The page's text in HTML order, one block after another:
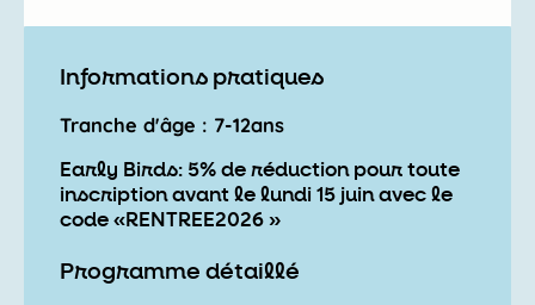
Informations pratiques
Tranche d'âge : 7-12ans
Early Birds: 5% de réduction pour toute
inscription avant le lundi 15 juin avec le
code «RENTREE2026 »
Programme détaillé